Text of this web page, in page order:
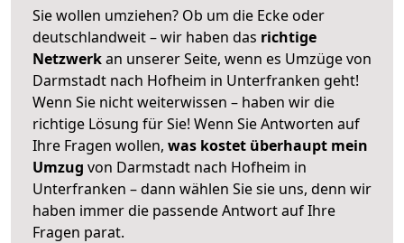
Sie wollen umziehen? Ob um die Ecke oder
deutschlandweit – wir haben das richtige
Netzwerkan unserer Seite, wenn es Umzüge von
Darmstadt nach Hofheim in Unterfranken geht!
Wenn Sie nicht weiterwissen – haben wir die
richtige Lösung für Sie! Wenn Sie Antworten auf
Ihre Fragen wollen, was kostet überhaupt mein
Umzug von Darmstadt nach Hofheim in
Unterfranken – dann wählen Sie sie uns, denn wir
haben immer die passende Antwort auf Ihre
Fragen parat.